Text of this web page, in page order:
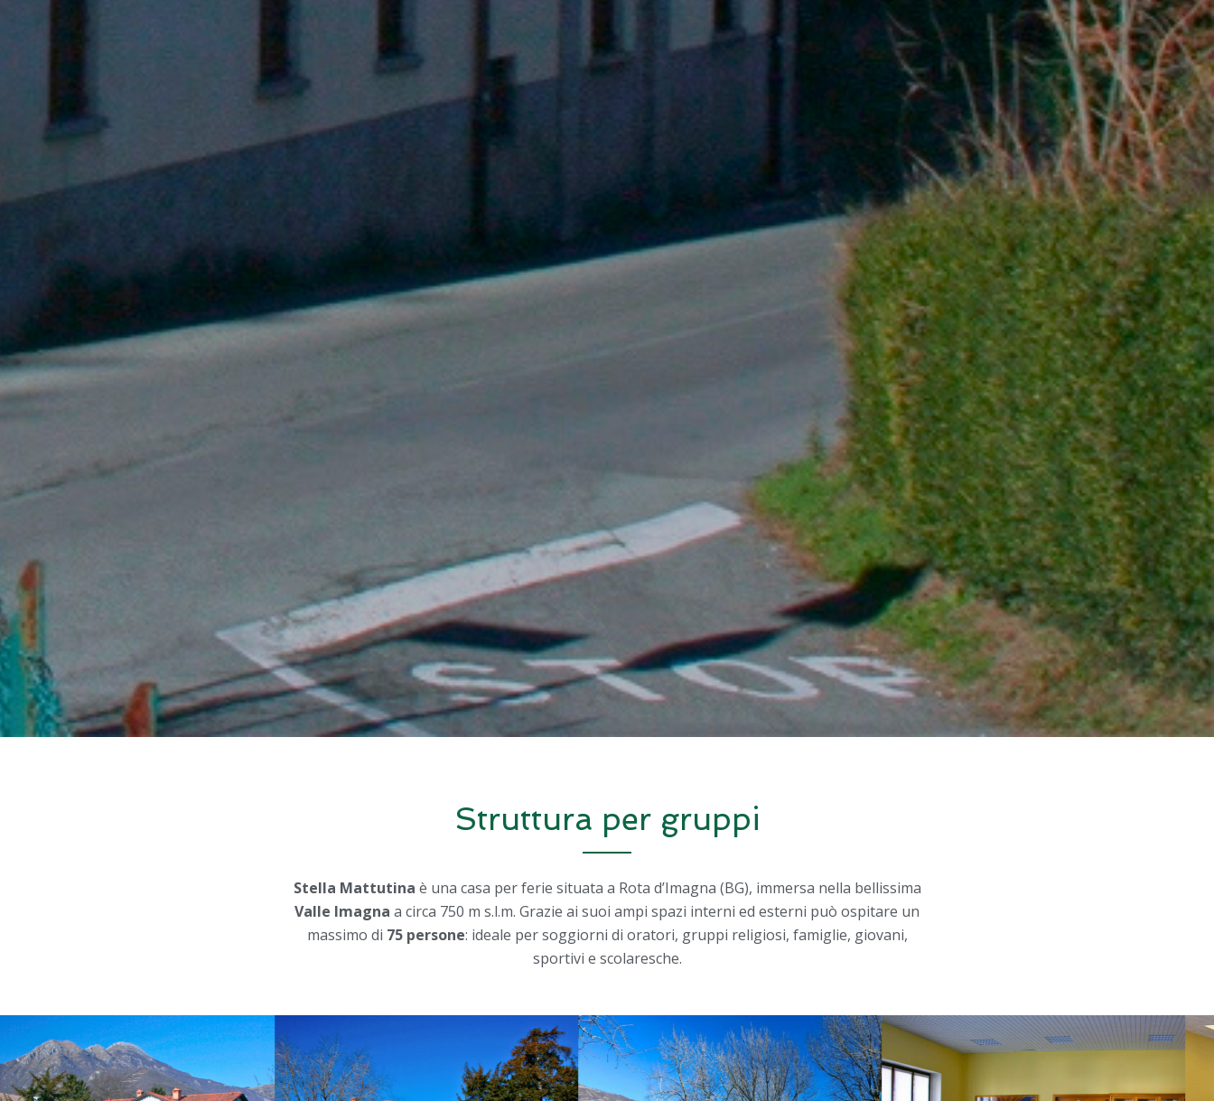
Struttura per gruppi
Stella Mattutina è una casa per ferie situata a Rota d’Imagna (BG), immersa nella bellissima
Valle Imagna a circa 750 m s.l.m. Grazie ai suoi ampi spazi interni ed esterni può ospitare un
massimo di 75 persone: ideale per soggiorni di oratori, gruppi religiosi, famiglie, giovani,
sportivi e scolaresche.